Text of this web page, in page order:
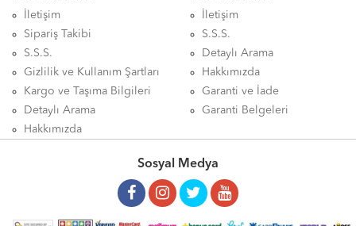
İletişim
Sipariş Takibi
S.S.S.
Gizlilik ve Kullanım Şartları
Kargo ve Taşıma Bilgileri
Detaylı Arama
Hakkımızda
İletişim
S.S.S.
Detaylı Arama
Hakkımızda
Garanti ve İade
Garanti Belgeleri
Sosyal Medya